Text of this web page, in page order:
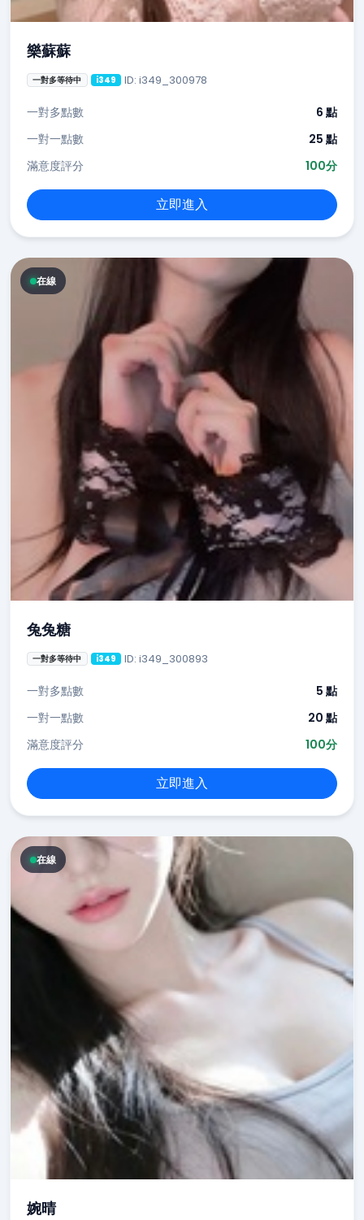
樂蘇蘇
一對多等待中 i349 ID: i349_300978
一對多點數
6 點
一對一點數
25 點
滿意度評分
100分
立即進入
在線
兔兔糖
一對多等待中 i349 ID: i349_300893
一對多點數
5 點
一對一點數
20 點
滿意度評分
100分
立即進入
在線
婉晴